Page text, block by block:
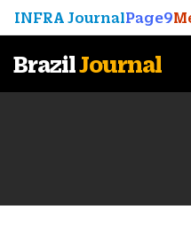
INFRA JournalPage9
BrazilJournal